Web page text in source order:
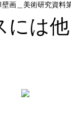
画＿美術研究資料
には